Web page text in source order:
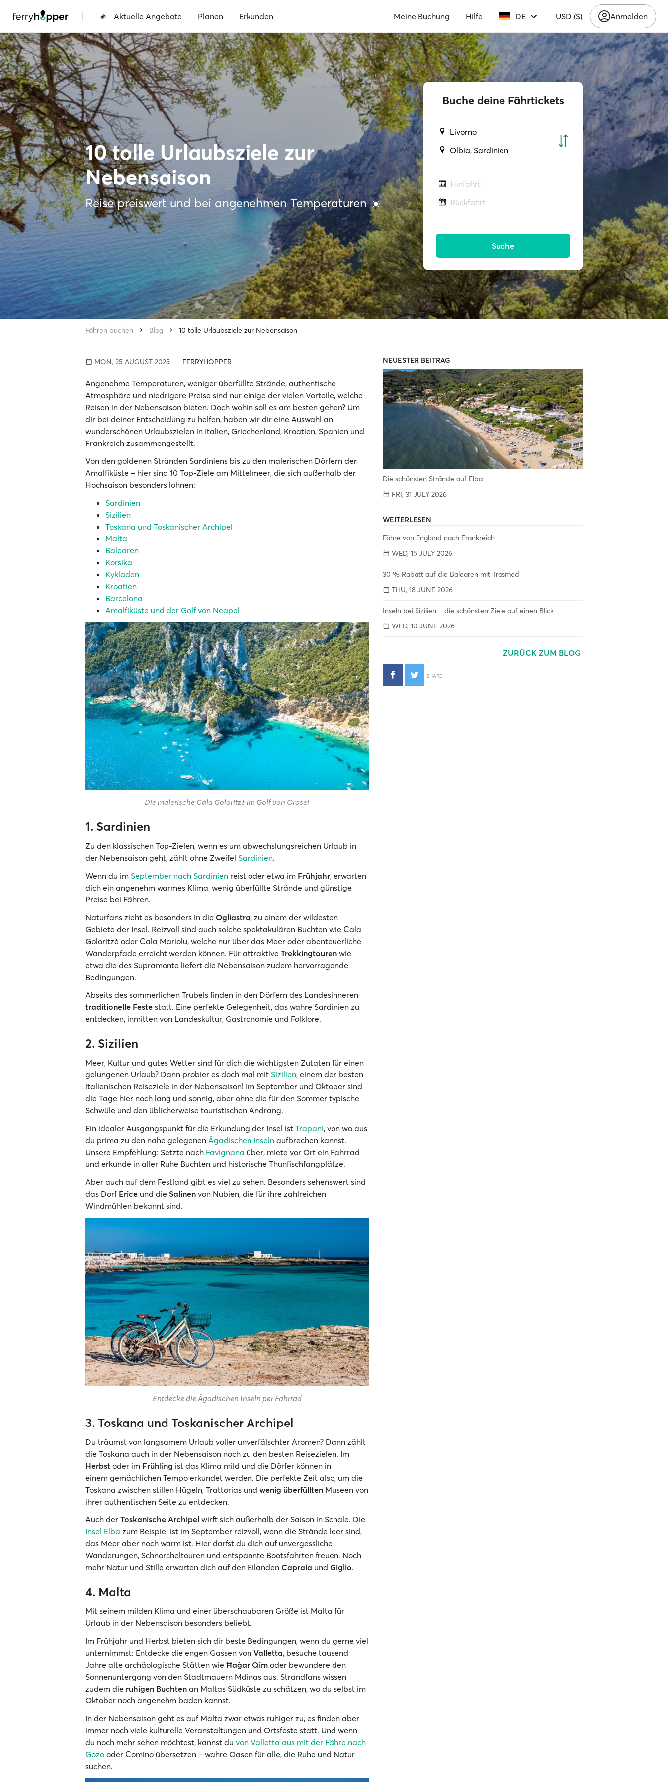
| Aktuelle Angebote Planen Erkunden Meine Buchung Hilfe DE USD ($) Anmelden
10 tolle Urlaubsziele zur
Nebensaison
Reise preiswert und bei angenehmen Temperaturen ☀️
Buche deine Fährtickets
Livorno
Olbia, Sardinien
Hinfahrt
Rückfahrt
Suche
Fähren buchen Blog 10 tolle Urlaubsziele zur Nebensaison
MON, 25 AUGUST 2025 FERRYHOPPER
Angenehme Temperaturen, weniger überfüllte Strände, authentische
Atmosphäre und niedrigere Preise sind nur einige der vielen Vorteile, welche
Reisen in der Nebensaison bieten. Doch wohin soll es am besten gehen? Um
dir bei deiner Entscheidung zu helfen, haben wir dir eine Auswahl an
wunderschönen Urlaubszielen in Italien, Griechenland, Kroatien, Spanien und
Frankreich zusammengestellt.
Von den goldenen Stränden Sardiniens bis zu den malerischen Dörfern der
Amalfiküste – hier sind 10 Top-Ziele am Mittelmeer, die sich außerhalb der
Hochsaison besonders lohnen:
Sardinien
Sizilien
Toskana und Toskanischer Archipel
Malta
Balearen
Korsika
Kykladen
Kroatien
Barcelona
Amalfiküste und der Golf von Neapel
Die malerische Cala Goloritzè im Golf von Orosei
1. Sardinien
Zu den klassischen Top-Zielen, wenn es um abwechslungsreichen Urlaub in
der Nebensaison geht, zählt ohne Zweifel Sardinien.
Wenn du im September nach Sardinien reist oder etwa im Frühjahr, erwarten
dich ein angenehm warmes Klima, wenig überfüllte Strände und günstige
Preise bei Fähren.
Naturfans zieht es besonders in die Ogliastra, zu einem der wildesten
Gebiete der Insel. Reizvoll sind auch solche spektakulären Buchten wie Cala
Goloritzè oder Cala Mariolu, welche nur über das Meer oder abenteuerliche
Wanderpfade erreicht werden können. Für attraktive Trekkingtouren wie
etwa die des Supramonte liefert die Nebensaison zudem hervorragende
Bedingungen.
Abseits des sommerlichen Trubels finden in den Dörfern des Landesinneren
traditionelle Feste statt. Eine perfekte Gelegenheit, das wahre Sardinien zu
entdecken, inmitten von Landeskultur, Gastronomie und Folklore.
2. Sizilien
Meer, Kultur und gutes Wetter sind für dich die wichtigsten Zutaten für einen
gelungenen Urlaub? Dann probier es doch mal mit Sizilien, einem der besten
italienischen Reiseziele in der Nebensaison! Im September und Oktober sind
die Tage hier noch lang und sonnig, aber ohne die für den Sommer typische
Schwüle und den üblicherweise touristischen Andrang.
Ein idealer Ausgangspunkt für die Erkundung der Insel ist Trapani, von wo aus
du prima zu den nahe gelegenen Ägadischen Inseln aufbrechen kannst.
Unsere Empfehlung: Setzte nach Favignana über, miete vor Ort ein Fahrrad
und erkunde in aller Ruhe Buchten und historische Thunfischfangplätze.
Aber auch auf dem Festland gibt es viel zu sehen. Besonders sehenswert sind
das Dorf Erice und die Salinen von Nubien, die für ihre zahlreichen
Windmühlen bekannt sind.
Entdecke die Ägadischen Inseln per Fahrrad
3. Toskana und Toskanischer Archipel
Du träumst von langsamem Urlaub voller unverfälschter Aromen? Dann zählt
die Toskana auch in der Nebensaison noch zu den besten Reisezielen. Im
Herbst oder im Frühling ist das Klima mild und die Dörfer können in
einem gemächlichen Tempo erkundet werden. Die perfekte Zeit also, um die
Toskana zwischen stillen Hügeln, Trattorias und wenig überfüllten Museen von
ihrer authentischen Seite zu entdecken.
Auch der Toskanische Archipel wirft sich außerhalb der Saison in Schale. Die
Insel Elba zum Beispiel ist im September reizvoll, wenn die Strände leer sind,
das Meer aber noch warm ist. Hier darfst du dich auf unvergessliche
Wanderungen, Schnorcheltouren und entspannte Bootsfahrten freuen. Noch
mehr Natur und Stille erwarten dich auf den Eilanden Capraia und Giglio.
4. Malta
Mit seinem milden Klima und einer überschaubaren Größe ist Malta für
Urlaub in der Nebensaison besonders beliebt.
Im Frühjahr und Herbst bieten sich dir beste Bedingungen, wenn du gerne viel
unternimmst: Entdecke die engen Gassen von Valletta, besuche tausend
Jahre alte archäologische Stätten wie Ħaġar Qim oder bewundere den
Sonnenuntergang von den Stadtmauern Mdinas aus. Strandfans wissen
zudem die ruhigen Buchten an Maltas Südküste zu schätzen, wo du selbst im
Oktober noch angenehm baden kannst.
In der Nebensaison geht es auf Malta zwar etwas ruhiger zu, es finden aber
immer noch viele kulturelle Veranstaltungen und Ortsfeste statt. Und wenn
du noch mehr sehen möchtest, kannst du von Valletta aus mit der Fähre nach
Gozo oder Comino übersetzen – wahre Oasen für alle, die Ruhe und Natur
suchen.
NEUESTER BEITRAG
Die schönsten Strände auf Elba
FRI, 31 JULY 2026
WEITERLESEN
Fähre von England nach Frankreich
WED, 15 JULY 2026
30 % Rabatt auf die Balearen mit Trasmed
THU, 18 JUNE 2026
Inseln bei Sizilien – die schönsten Ziele auf einen Blick
WED, 10 JUNE 2026
ZURÜCK ZUM BLOG
SHARE